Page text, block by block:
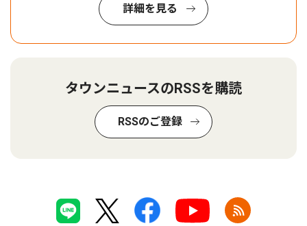
詳細を見る
タウンニュースのRSSを購読
RSSのご登録